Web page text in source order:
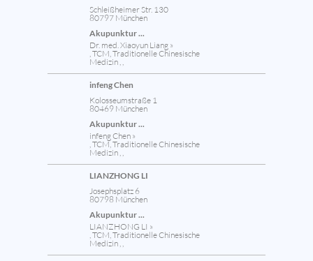
Schleißheimer Str. 130
80797 München
Akupunktur ...
Dr. med. Xiaoyun Liang »
, TCM, Traditionelle Chinesische
Medizin , ,
infeng Chen
Kolosseumstraße 1
80469 München
Akupunktur ...
infeng Chen »
, TCM, Traditionelle Chinesische
Medizin , ,
LIANZHONG LI
Josephsplatz 6
80798 München
Akupunktur ...
LIANZHONG LI »
, TCM, Traditionelle Chinesische
Medizin , ,